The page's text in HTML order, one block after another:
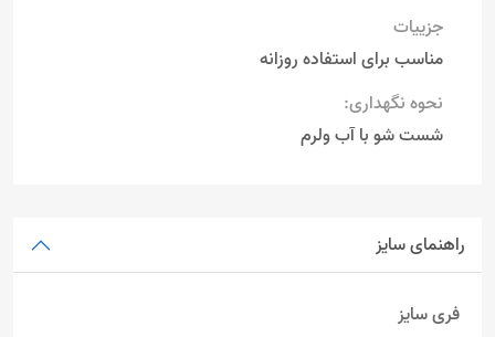
جزییات
مناسب برای استفاده روزانه
نحوه نگهداری:
شست شو با آب ولرم
راهنمای سایز
فری سایز